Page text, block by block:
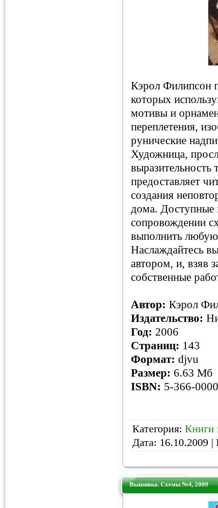
Кэрол Филипсон
которых
мотивы и
переплетения,
рунические
Художница,
выразительность
предоставляет
создания
дома. Доступные
сопровождении
выполнить
Наслаждайтесь
автором, и, взяв
собственные
Автор: Кэрол
Издательство:
Год: 2006
Страниц: 143
Формат: djvu
Размер: 6.63 Мб
ISBN: 5-366-
Категория: Книги
Дата: 16.10.2009 |
Вышивка. Схемы №4, 2009